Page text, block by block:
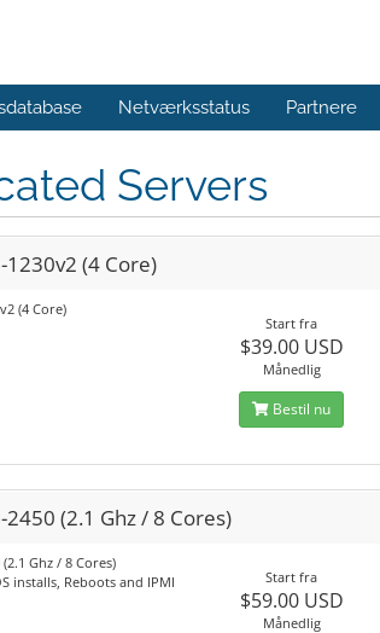
Netværksstatus Partnere
Servers
1230v2 (4 Core)
(4 Core)
Start fra
$39.00 USD
Månedlig
Bestil nu
2450 (2.1 Ghz / 8 Cores)
Ghz / 8 Cores)
installs, Reboots and IPMI
Start fra
$59.00 USD
Månedlig